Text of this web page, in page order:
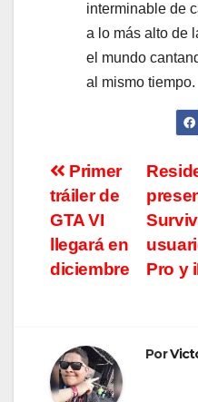
interminable de
a lo más alto de
el mundo
al mismo tiempo.
de
entradasPro y
Primer
tráiler de
GTA VI
llegará en
diciembre
Por